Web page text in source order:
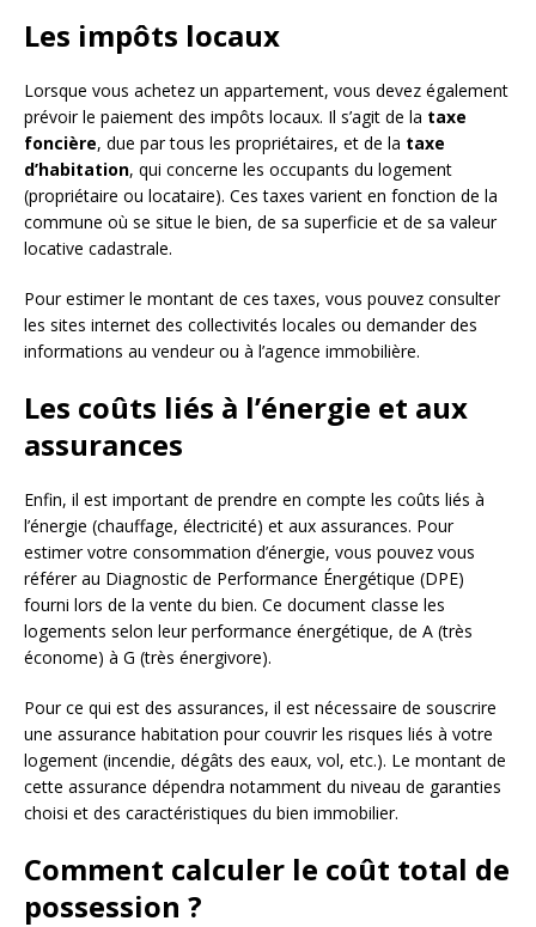
Les impôts locaux
Lorsque vous achetez un appartement, vous devez également
prévoir le paiement des impôts locaux. Il s’agit de la taxe
foncière, due par tous les propriétaires, et de la taxe
d’habitation, qui concerne les occupants du logement
(propriétaire ou locataire). Ces taxes varient en fonction de la
commune où se situe le bien, de sa superficie et de sa valeur
locative cadastrale.
Pour estimer le montant de ces taxes, vous pouvez consulter
les sites internet des collectivités locales ou demander des
informations au vendeur ou à l’agence immobilière.
Les coûts liés à l’énergie et aux
assurances
Enfin, il est important de prendre en compte les coûts liés à
l’énergie (chauffage, électricité) et aux assurances. Pour
estimer votre consommation d’énergie, vous pouvez vous
référer au Diagnostic de Performance Énergétique (DPE)
fourni lors de la vente du bien. Ce document classe les
logements selon leur performance énergétique, de A (très
économe) à G (très énergivore).
Pour ce qui est des assurances, il est nécessaire de souscrire
une assurance habitation pour couvrir les risques liés à votre
logement (incendie, dégâts des eaux, vol, etc.). Le montant de
cette assurance dépendra notamment du niveau de garanties
choisi et des caractéristiques du bien immobilier.
Comment calculer le coût total de
possession ?